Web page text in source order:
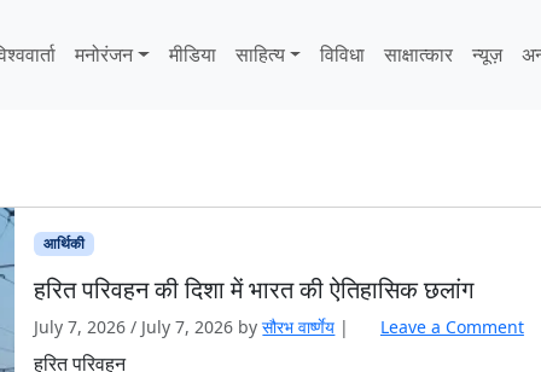
मनोरंजन मीडिया साहित्‍य विविधा साक्षात्‍कार न्यूज़
आर्थिकी
हरित परिवहन की दिशा में भारत की ऐतिहासिक छलांग
July 7, 2026 / July 7, 2026 byसौरभ वार्ष्णेय | Leave a Comment
हरित परिवहन